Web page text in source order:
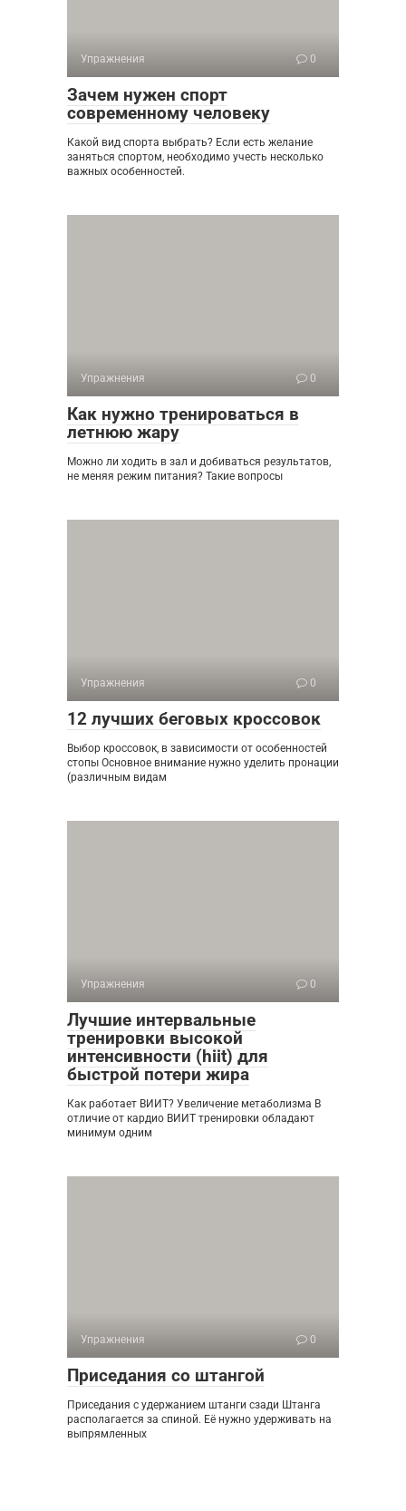
Упражнения 0
Зачем нужен спорт
современному человеку
Какой вид спорта выбрать? Если есть желание
заняться спортом, необходимо учесть несколько
важных особенностей.
Упражнения 0
Как нужно тренироваться в
летнюю жару
Можно ли ходить в зал и добиваться результатов,
не меняя режим питания? Такие вопросы
Упражнения 0
12 лучших беговых кроссовок
Выбор кроссовок, в зависимости от особенностей
стопы Основное внимание нужно уделить пронации
(различным видам
Упражнения 0
Лучшие интервальные
тренировки высокой
интенсивности (hiit) для
быстрой потери жира
Как работает ВИИТ? Увеличение метаболизма В
отличие от кардио ВИИТ тренировки обладают
минимум одним
Упражнения 0
Приседания со штангой
Приседания с удержанием штанги сзади Штанга
располагается за спиной. Её нужно удерживать на
выпрямленных